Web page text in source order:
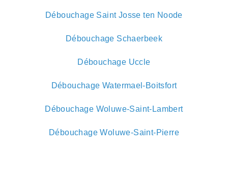
Débouchage Saint Josse ten Noode
Débouchage Schaerbeek
Débouchage Uccle
Débouchage Watermael-Boitsfort
Débouchage Woluwe-Saint-Lambert
Débouchage Woluwe-Saint-Pierre